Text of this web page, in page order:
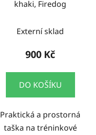
khaki, Firedog
Externí sklad
900 Kč
DO KOŠÍKU
Praktická a prostorná
taška na tréninkové